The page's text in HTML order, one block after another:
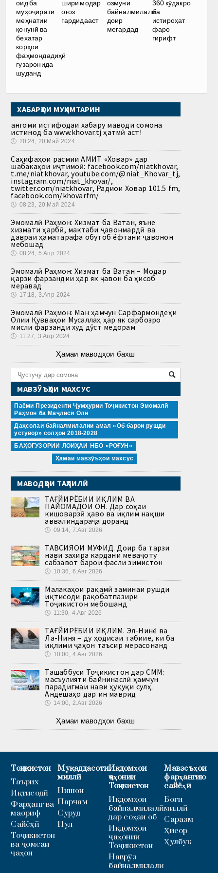
оид ба
муҳоҷирати
меҳнатии
қонунӣ ва
бехатар
корҳои
фаҳмондадиҳӣ
гузаронида
шуданд
шири модар
оғоз
гардидааст
озмуни
байналмилалӣ
доир
мегардад
360 кӯдакро
ба
истироҳат
фаро
гирифт
ХАБАРҲОИ МУҲИМТАРИН
Ҳангоми истифодаи хабару маводи сомона
истинод ба www.khovar.tj ҳатмӣ аст!
🕔 20:24, 20.Май 2024
Саҳифаҳои расмии АМИТ «Ховар» дар
шабакаҳои иҷтимоӣ: facebook.com/niatkhovar,
t.me/niatkhovar, youtube.com/@niat_Khovar_tj,
instagram.com/niat_khovar/,
twitter.com/niatkhovar, Радиои Ховар 101.5 fm,
facebook.com/khovarfm/
🕔 08:23, 20.Май 2024
Эмомалӣ Раҳмон: Хизмат ба Ватан, яъне
хизмати ҳарбӣ, мактаби ҷавонмардӣ ва
давраи ҳаматарафа обутоб ёфтани ҷавонон
мебошад
🕔 08:24, 5.Апр 2024
Эмомалӣ Раҳмон: Хизмат ба Ватан – Модар
қарзи фарзандии ҳар як ҷавон ба ҳисоб
меравад
🕔 17:18, 3.Апр 2024
Эмомалӣ Раҳмон: Ман ҳамчун Сарфармондеҳи
Олии Қувваҳои Мусаллаҳ ҳар як сарбозро
мисли фарзанди худ дӯст медорам
🕔 11:27, 3.Апр 2024
Ҳамаи маводҳои бахш
МАВЗӮЪҲОИ МАХСУС
Паёми Президенти Ҷумҳурии Тоҷикистон Эмомалӣ
Раҳмон ба Маҷлиси Олӣ
Даҳсолаи байналмилалии амал «Об барои рушди
устувор» солҳои 2018-2028
БАҲОГУЗОРИИ ЛОИҲАИ НБО «РОҒУН»
Ҳамаи мавзӯъҳои махсус
МАВОДҲОИ ТАҲЛИЛӢ
ТАҒЙИРЁБИИ ИҚЛИМ ВА
ПАЙОМАДҲОИ ОН. Дар соҳаи
кишоварзӣ ҳаво ва иқлим нақши
аввалиндараҷа доранд
🕔 09:14, 7.Авг 2026
ТАВСИЯҲОИ МУФИД. Доир ба тарзи
нави захира кардани меваҷоту
сабзавот барои фасли зимистон
🕔 10:36, 6.Авг 2026
Малакаҳои рақамӣ заминаи рушди
иқтисоди рақобатпазири
Тоҷикистон мебошанд
🕔 11:30, 4.Авг 2026
ТАҒЙИРЁБИИ ИҚЛИМ. Эл-Нинё ва
Ла-Ниня – ду ҳодисаи табиие, ки ба
иқлими ҷаҳон таъсир мерасонанд
🕔 10:00, 4.Авг 2026
Ташаббуси Тоҷикистон дар СММ:
масъулияти байнинаслӣ ҳамчун
парадигмаи нави ҳуқуқи сулҳ.
Андешаҳо дар ин маврид
🕔 14:00, 2.Авг 2026
Ҳамаи маводҳои бахш
Тоҷикистон
Таърих
Иқтисодӣ
Фарҳанг ва
маориф
Сайёҳӣ
Тоҷикистон
ва ҷомеаи
ҷаҳон
Муқаддасоти
миллӣ
Нишон
Парчам
Суруд
Пул
Иқдомҳои
ҷаҳонии
Тоҷикистон
Иқдомҳои
байналмилалӣ
дар соҳаи об
Иқдомҳои
ҷаҳонии
Тоҷикистон
Наврӯз
байналмилалӣ
Мавзеъҳои
фарҳангию
сайёҳӣ
Боғи
миллӣ
Саразм
Ҳисор
Ҳулбук